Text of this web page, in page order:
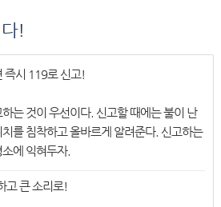
!
즉시 119로 신고!
는 것이 우선이다. 신고할 때에는 불이 난
치를 침착하고 올바르게 알려준다. 신고하는
에 익혀두자.
하고 큰 소리로!